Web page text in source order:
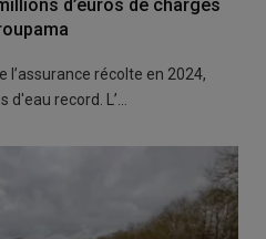
d’euros de charges
l’assurance récolte en 2024,
record. L’…